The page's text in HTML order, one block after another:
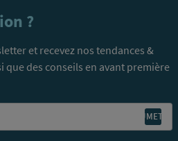
?
et recevez nos tendances &
des conseils en avant première